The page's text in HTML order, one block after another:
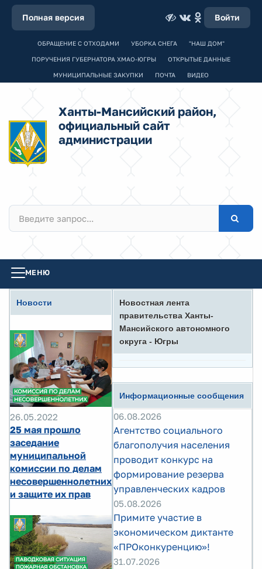
Полная версия Войти
ОБРАЩЕНИЕ С ОТХОДАМИ УБОРКА СНЕГА "НАШ ДОМ"
ПОРУЧЕНИЯ ГУБЕРНАТОРА ХМАО-ЮГРЫ ОТКРЫТЫЕ ДАННЫЕ
МУНИЦИПАЛЬНЫЕ ЗАКУПКИ ПОЧТА ВИДЕО
Ханты-Мансийский район,
официальный сайт
администрации
МЕНЮ
Новости
26.05.2022
25 мая прошло
заседание
муниципальной
комиссии по делам
несовершеннолетних
и защите их прав
Новостная лента
правительства Ханты-
Мансийского автономного
округа - Югры
Информационные сообщения
06.08.2026
Агентство социального
благополучия населения
проводит конкурс на
формирование резерва
управленческих кадров
05.08.2026
Примите участие в
экономическом диктанте
«ПРОконкуренцию»!
31.07.2026